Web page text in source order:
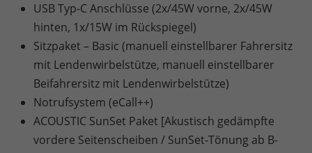
USB Typ-C Anschlüsse (2x/45W vorne, 2x/45W
hinten, 1x/15W im Rückspiegel)
Sitzpaket – Basic (manuell einstellbarer Fahrersitz
mit Lendenwirbelstütze, manuell einstellbarer
Beifahrersitz mit Lendenwirbelstütze)
Notrufsystem (eCall++)
ACOUSTIC SunSet Paket [Akustisch gedämpfte
vordere Seitenscheiben / SunSet-Tönung ab B-